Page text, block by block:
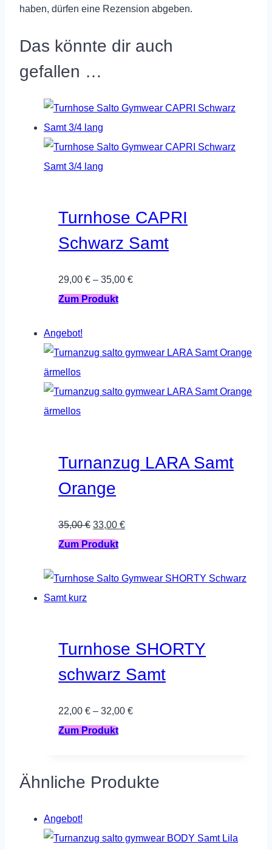
haben, dürfen eine Rezension abgeben.
Das könnte dir auch
gefallen …
Turnhose CAPRI
Schwarz Samt
29,00 € – 35,00 €
Zum ProduktDieses
mehrere
auf.
auf
gewählt
werden
Angebot!
Turnanzug LARA Samt
Orange
35,00€ Ursprünglicher
Preis
35,00 €
33,00 €Aktueller
33,00 €.
Zum ProduktDieses
weist
Die
Optionen
der
gewählt
Turnhose SHORTY
schwarz Samt
22,00 € – 32,00 €
Zum ProduktDieses
mehrere
Die
Ähnliche Produkte
Angebot!